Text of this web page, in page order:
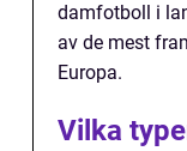
damfotboll i
av de mest
Europa.
Vilka